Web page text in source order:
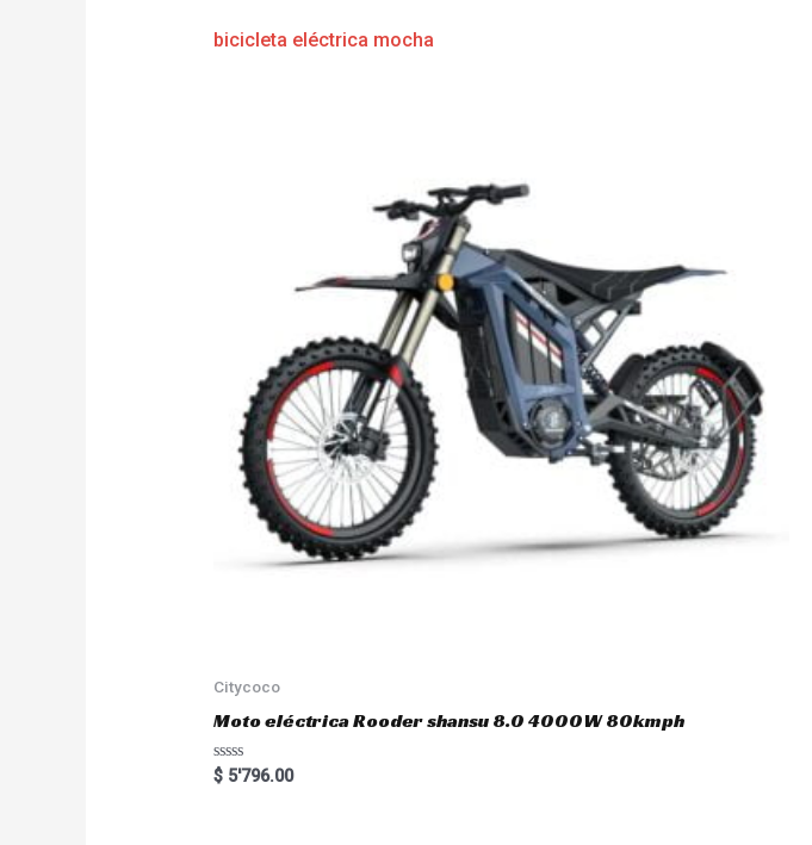
bicicleta eléctrica mocha
Citycoco
Moto eléctrica Rooder shansu 8.0 4000W 80kmph
R
a
$5'796.00